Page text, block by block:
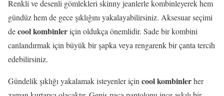
Renkli ve desenli gömlekleri skinny jeanlerle kombinleyerek hem
gündüz hem de gece şıklığını yakalayabilirsiniz. Aksesuar seçimi
decool kombinleriçin oldukça önemlidir. Sade bir kombini
canlandırmak için büyük bir şapka veya rengarenk bir çanta tercih
edebilirsiniz.
Gündelik şıklığı yakalamak isteyenler içincool kombinlerher